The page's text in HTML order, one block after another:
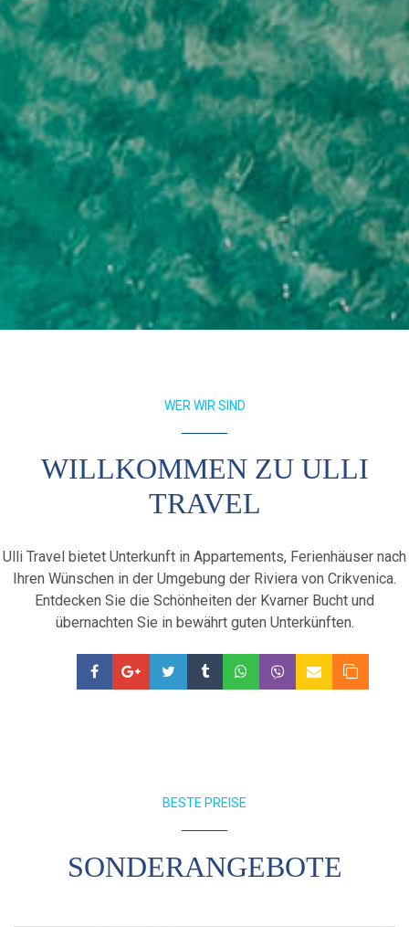
WER WIR SIND
WILLKOMMEN ZU ULLI
TRAVEL
Ulli Travel bietet Unterkunft in Appartements, Ferienhäuser nach
Ihren Wünschen in der Umgebung der Riviera von Crikvenica.
Entdecken Sie die Schönheiten der Kvarner Bucht und
übernachten Sie in bewährt guten Unterkünften.
BESTE PREISE
SONDERANGEBOTE